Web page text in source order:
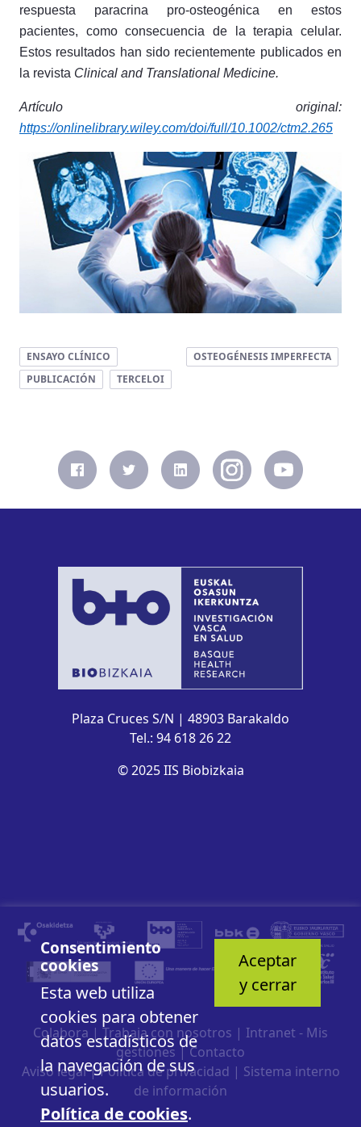
respuesta paracrina pro-osteogénica en estos
pacientes, como consecuencia de la terapia celular.
Estos resultados han sido recientemente publicados en
la revista Clinical and Translational Medicine.
Artículo original:
https://onlinelibrary.wiley.com/doi/full/10.1002/ctm2.265
ENSAYO CLÍNICO
OSTEOGÉNESIS IMPERFECTA
PUBLICACIÓN
TERCELOI
Plaza Cruces S/N | 48903 Barakaldo
Tel.: 94 618 26 22
© 2025 IIS Biobizkaia
Consentimiento
cookies
Esta web utiliza
cookies para obtener
datos estadísticos de
la navegación de sus
usuarios.
Política de cookies.
Aceptar
y cerrar
Colabora | Trabaja con nosotros | Intranet - Mis
gestiones |Contacto
Aviso legal|Política de privacidad | Sistema interno
de información